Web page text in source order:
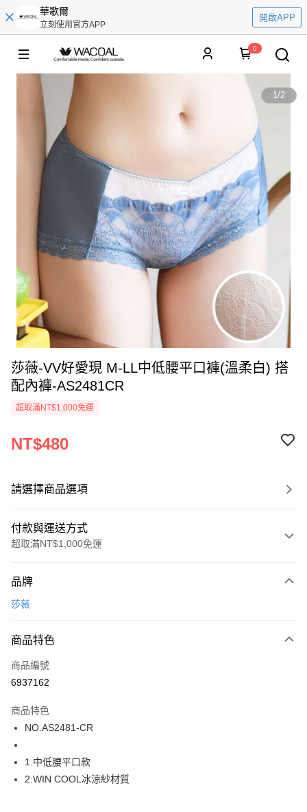
華歌爾
立刻使用官方APP
開啟APP
0
1/2
莎薇-VV好愛現 M-LL中低腰平口褲(溫柔白) 搭
配內褲-AS2481CR
超取滿NT$1,000免運
NT$480
請選擇商品選項
付款與運送方式
超取滿NT$1,000免運
信用卡一次付款
LINE Pay
街口支付
運送方式
全家取貨付款
每筆NT$80，滿NT$1,000(含以上)免運費
品牌
莎薇
商品特色
商品編號
6937162
商品特色
NO.AS2481-CR
1.中低腰平口款
2.WIN COOL冰涼紗材質